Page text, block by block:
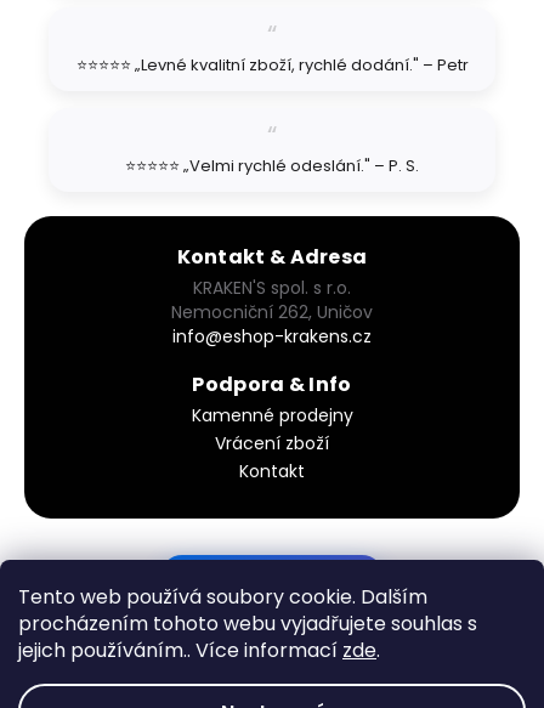
Tento web používá soubory cookie. Dalším
procházením tohoto webu vyjadřujete souhlas s
jejich používáním.. Více informací zde.
⭐⭐⭐⭐⭐ „Levné kvalitní zboží, rychlé dodání." – Petr
⭐⭐⭐⭐⭐ „Velmi rychlé odeslání." – P. S.
Kontakt & Adresa
KRAKEN'S spol. s r.o.
Nemocniční 262, Uničov
info@eshop-krakens.cz
Podpora & Info
Kamenné prodejny
Vrácení zboží
Kontakt